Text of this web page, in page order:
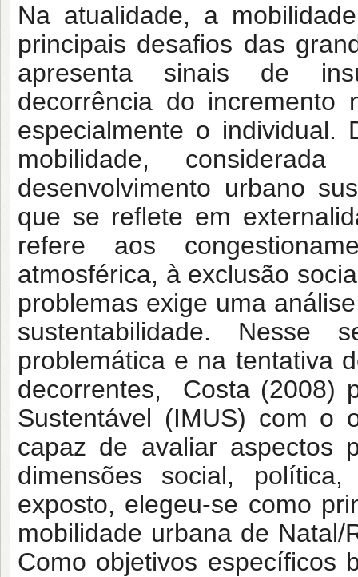
Na atualidade, a
principais desafios das
apresenta sinais de
decorrência do incremento
especialmente o individual.
mobilidade,
desenvolvimento urbano
que se reflete em
refere aos
atmosférica, à exclusão
problemas exige uma
sustentabilidade. Nesse
problemática e na tentativa
decorrentes, Costa (2008)
Sustentável (IMUS) com o
capaz de avaliar aspectos
dimensões social,
exposto, elegeu-se como
mobilidade urbana de
Como objetivos específicos